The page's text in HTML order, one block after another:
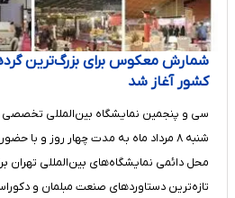
شمارش معکوس برای بزرگ‌ترین
کشور آغاز شد
سی ‌و پنجمین نمایشگاه بین‌المللی تخصصی
محل دائمی نمایشگاه‌های بین‌المللی تهران
تازه‌ترین دستاوردهای صنعت مبلمان و